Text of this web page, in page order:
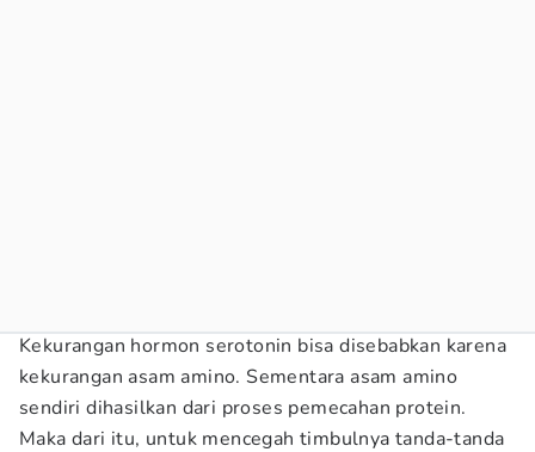
Kekurangan hormon serotonin bisa disebabkan karena
kekurangan asam amino. Sementara asam amino
sendiri dihasilkan dari proses pemecahan protein.
Maka dari itu, untuk mencegah timbulnya tanda-tanda